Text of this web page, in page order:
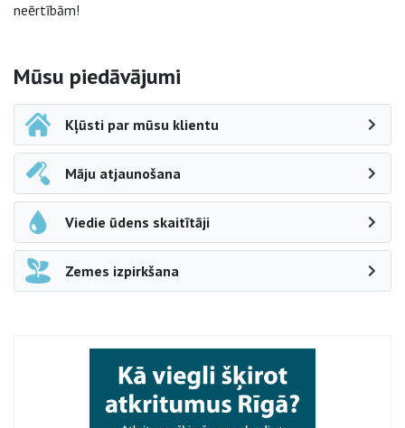
neērtībām!
Sāna navigācija
Mūsu piedāvājumi
Kļūsti par mūsu klientu
Māju atjaunošana
Viedie ūdens skaitītāji
Zemes izpirkšana